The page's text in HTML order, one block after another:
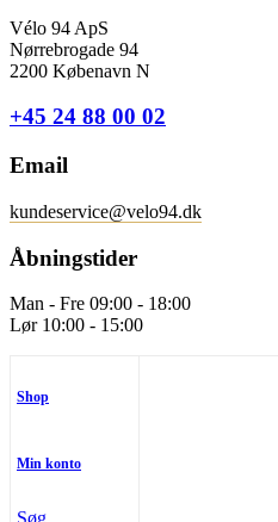
Vélo 94 ApS
Nørrebrogade 94
2200 Købenavn N
+45 24 88 00 02
Email
kundeservice@velo94.dk
Åbningstider
Man - Fre 09:00 - 18:00
Lør 10:00 - 15:00
Shop
Min konto